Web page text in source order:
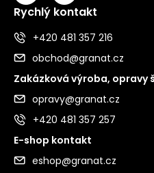
Rychlý kontakt
+420 481 357 216
obchod@granat.cz
Zakázková výroba, opravy
opravy@granat.cz
+420 481 357 257
E-shop kontakt
eshop@granat.cz